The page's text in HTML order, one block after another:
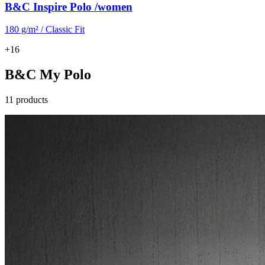
B&C Inspire Polo /women
180 g/m² / Classic Fit
+16
B&C My Polo
11 products